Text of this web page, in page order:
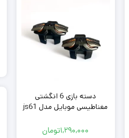
دسته بازی 6 انگشتی
مغناطیسی موبایل مدل js61
1,290,000تومان